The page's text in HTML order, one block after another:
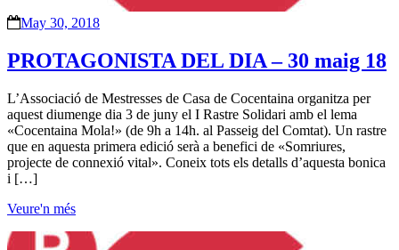
May 30, 2018
PROTAGONISTA DEL DIA – 30 maig 18
L’Associació de Mestresses de Casa de Cocentaina organitza per
aquest diumenge dia 3 de juny el I Rastre Solidari amb el lema
«Cocentaina Mola!» (de 9h a 14h. al Passeig del Comtat). Un rastre
que en aquesta primera edició serà a benefici de «Somriures,
projecte de connexió vital». Coneix tots els detalls d’aquesta bonica
i […]
Veure'n més